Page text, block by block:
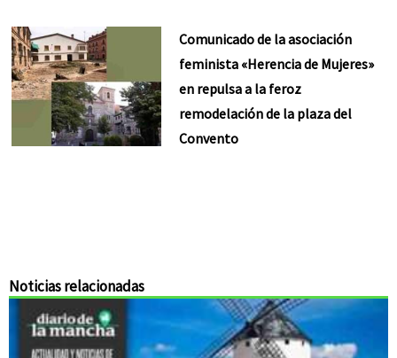
Comunicado de la asociación
feminista «Herencia de Mujeres»
en repulsa a la feroz
remodelación de la plaza del
Convento
Noticias relacionadas